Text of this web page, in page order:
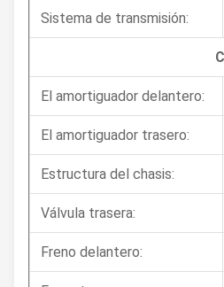
Sistema de transmisión:
El amortiguador delantero:
El amortiguador trasero:
Estructura del chasis:
Válvula trasera:
Freno delantero: